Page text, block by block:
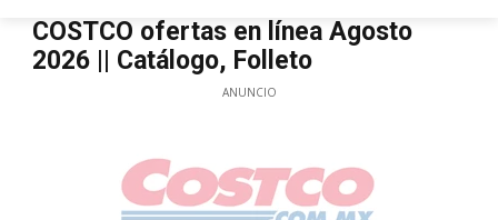
COSTCO ofertas en línea Agosto
2026 || Catálogo, Folleto
ANUNCIO